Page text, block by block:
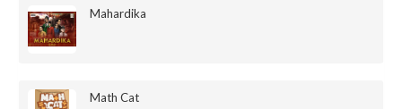
Mahardika
Math Cat